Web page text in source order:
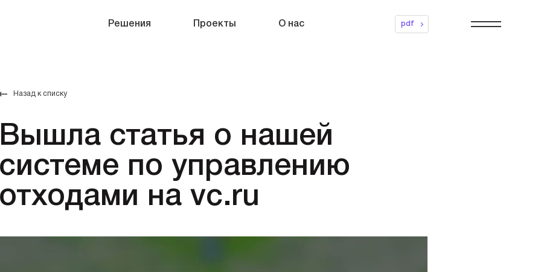
Решения Проекты О нас pdf
Назад к списку
Вышла статья о нашей
системе по управлению
отходами на vc.ru